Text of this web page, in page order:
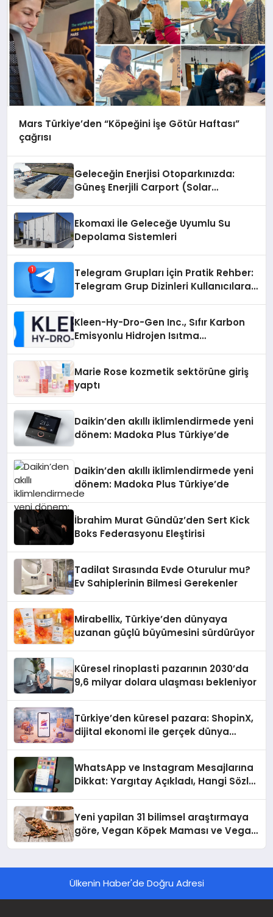
Mars Türkiye’den “Köpeğini İşe Götür Haftası”
çağrısı
Geleceğin Enerjisi Otoparkınızda:
Güneş Enerjili Carport (Solar
Ekomaxi İle Geleceğe Uyumlu Su
Depolama Sistemleri
Telegram Grupları İçin Pratik Rehber:
Telegram Grup Dizinleri Kullanıcılara
Kleen-Hy-Dro-Gen Inc., Sıfır Karbon
Emisyonlu Hidrojen Isıtma
Marie Rose kozmetik sektörüne giriş
yaptı
Daikin’den akıllı iklimlendirmede yeni
dönem: Madoka Plus Türkiye’de
Daikin’den akıllı iklimlendirmede yeni
dönem: Madoka Plus Türkiye’de
İbrahim Murat Gündüz’den Sert Kick
Boks Federasyonu Eleştirisi
Tadilat Sırasında Evde Oturulur mu?
Ev Sahiplerinin Bilmesi Gerekenler
Mirabellix, Türkiye’den dünyaya
uzanan güçlü büyümesini sürdürüyor
Küresel rinoplasti pazarının 2030’da
9,6 milyar dolara ulaşması bekleniyor
Türkiye’den küresel pazara: ShopinX,
dijital ekonomi ile gerçek dünya
WhatsApp ve Instagram Mesajlarına
Dikkat: Yargıtay Açıkladı, Hangi Sözler
Yeni yapilan 31 bilimsel araştırmaya
göre, Vegan Köpek Maması ve Vegan
Ülkenin Haber'de Doğru Adresi